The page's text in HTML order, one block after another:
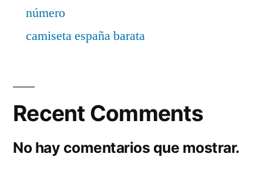
número
camiseta españa barata
Recent Comments
No hay comentarios que mostrar.